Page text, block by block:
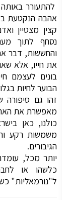
להתעורר
אהבה הנקטעת
קצין מצטיין
נסחף לתוך
והחששות, דבר
את חייו, אלא
בונים לעצמם
הבוער לחיות
זהו גם
מאפשרת את
כולנו, כאן
משמשות רקע
הגיבורים.
יותר מכל,
כלשהו או
ל"נורמאליות"